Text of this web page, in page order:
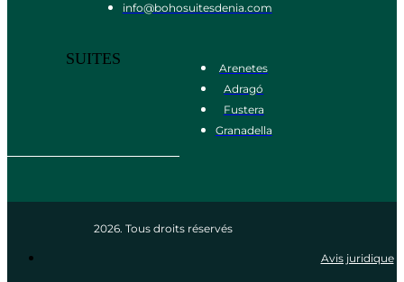
info@bohosuitesdenia.com
SUITES
Arenetes
Adragó
Fustera
Granadella
2026. Tous droits réservés
Avis juridique